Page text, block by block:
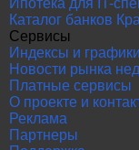
Ипотека для IT-
Каталог банков
Сервисы
Индексы и
Новости рынка
Платные сервисы
О проекте и
Реклама
Партнеры